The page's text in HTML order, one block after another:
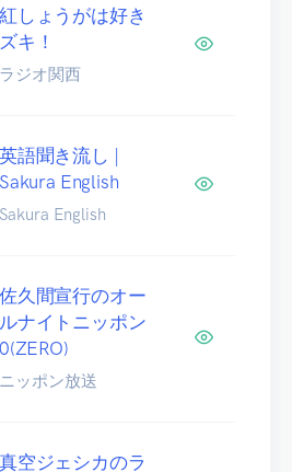
紅しょうがは好き
ズキ！
ラジオ関西
英語聞き流し |
Sakura English
Sakura English
佐久間宣行のオー
ルナイトニッポン
0(ZERO)
ニッポン放送
真空ジェシカのラ